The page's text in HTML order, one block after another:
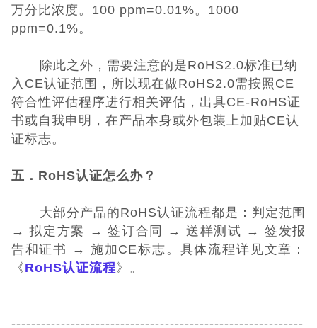
万分比浓度。100 ppm=0.01%。1000
ppm=0.1%。
除此之外，需要注意的是RoHS2.0标准已纳
入CE认证范围，所以现在做RoHS2.0需按照CE
符合性评估程序进行相关评估，出具CE-RoHS证
书或自我申明，在产品本身或外包装上加贴CE认
证标志。
五．RoHS认证怎么办？
大部分产品的RoHS认证流程都是：判定范围
→ 拟定方案 → 签订合同 → 送样测试 → 签发报
告和证书 → 施加CE标志。具体流程详见文章：
《RoHS认证流程》 。
-----------------------------------------------------------